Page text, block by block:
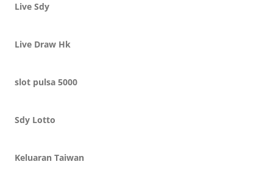
Live Sdy
Live Draw Hk
slot pulsa 5000
Sdy Lotto
Keluaran Taiwan